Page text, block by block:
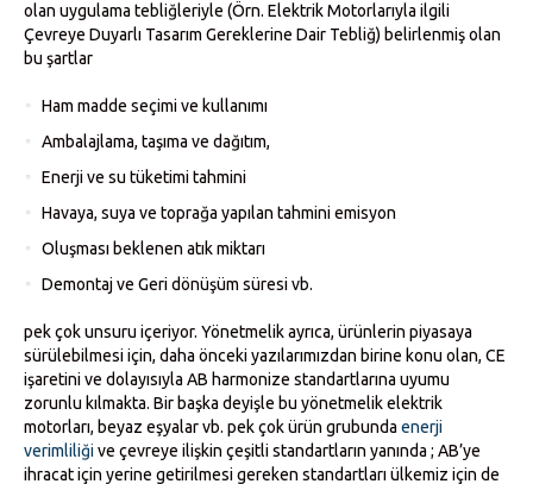
olan uygulama tebliğleriyle (Örn. Elektrik Motorlarıyla ilgili
Çevreye Duyarlı Tasarım Gereklerine Dair Tebliğ) belirlenmiş olan
bu şartlar
Ham madde seçimi ve kullanımı
Ambalajlama, taşıma ve dağıtım,
Enerji ve su tüketimi tahmini
Havaya, suya ve toprağa yapılan tahmini emisyon
Oluşması beklenen atık miktarı
Demontaj ve Geri dönüşüm süresi vb.
pek çok unsuru içeriyor. Yönetmelik ayrıca, ürünlerin piyasaya
sürülebilmesi için, daha önceki yazılarımızdan birine konu olan, CE
işaretini ve dolayısıyla AB harmonize standartlarına uyumu
zorunlu kılmakta. Bir başka deyişle bu yönetmelik elektrik
motorları, beyaz eşyalar vb. pek çok ürün grubundaenerji
verimliliği ve çevreye ilişkin çeşitli standartların yanında ; AB’ye
ihracat için yerine getirilmesi gereken standartları ülkemiz için de